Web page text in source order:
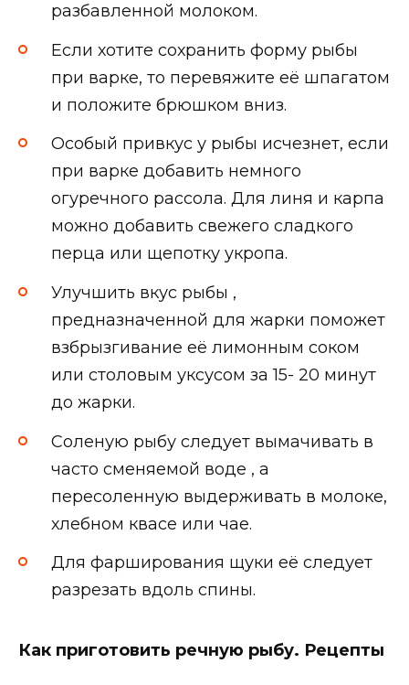
разбавленной молоком.
Если хотите сохранить форму рыбы
при варке, то перевяжите её шпагатом
и положите брюшком вниз.
Особый привкус у рыбы исчезнет, если
при варке добавить немного
огуречного рассола. Для линя и карпа
можно добавить свежего сладкого
перца или щепотку укропа.
Улучшить вкус рыбы ,
предназначенной для жарки поможет
взбрызгивание её лимонным соком
или столовым уксусом за 15- 20 минут
до жарки.
Соленую рыбу следует вымачивать в
часто сменяемой воде , а
пересоленную выдерживать в молоке,
хлебном квасе или чае.
Для фарширования щуки её следует
разрезать вдоль спины.
Как приготовить речную рыбу. Рецепты